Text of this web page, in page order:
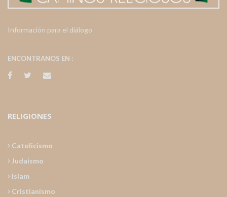
Información para el diálogo
ENCONTRANOS EN :
RELIGIONES
Catolicismo
Judaismo
Islam
Cristianismo